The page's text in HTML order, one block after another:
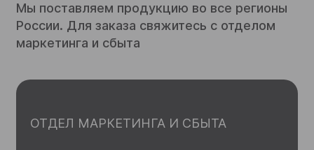
Мы поставляем продукцию во все регионы
России. Для заказа свяжитесь с отделом
маркетинга и сбыта
ОТДЕЛ МАРКЕТИНГА И СБЫТА
Город
Email
+7 (855) 932-68-46
+7 (855) 934-92-27
+7 (843) 202-37-10